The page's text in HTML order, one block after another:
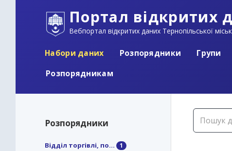
Портал відкритих
Вебпортал відкритих даних Тернопільської
Набори даних Розпорядники Групи
Розпорядникам
Розпорядники
Відділ торгівлі, по... 1